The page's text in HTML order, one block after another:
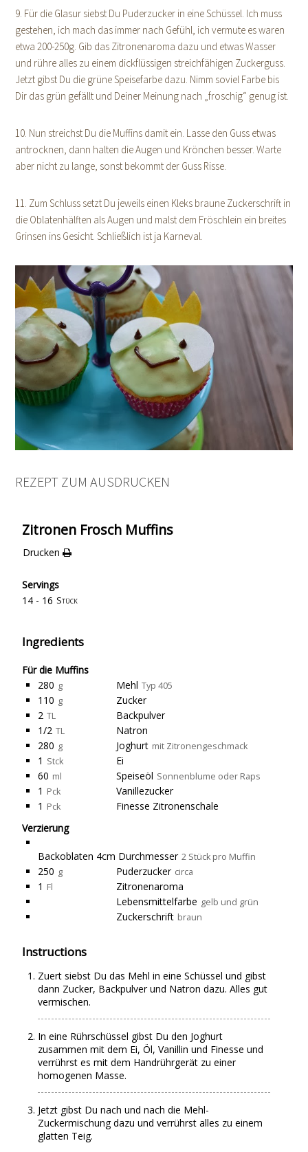
9. Für die Glasur siebst Du Puderzucker in eine Schüssel. Ich muss
gestehen, ich mach das immer nach Gefühl, ich vermute es waren
etwa 200-250g. Gib das Zitronenaroma dazu und etwas Wasser
und rühre alles zu einem dickflüssigen streichfähigen Zuckerguss.
Jetzt gibst Du die grüne Speisefarbe dazu. Nimm soviel Farbe bis
Dir das grün gefällt und Deiner Meinung nach „froschig“ genug ist.
10. Nun streichst Du die Muffins damit ein. Lasse den Guss etwas
antrocknen, dann halten die Augen und Krönchen besser. Warte
aber nicht zu lange, sonst bekommt der Guss Risse.
11. Zum Schluss setzt Du jeweils einen Kleks braune Zuckerschrift in
die Oblatenhälften als Augen und malst dem Fröschlein ein breites
Grinsen ins Gesicht. Schließlich ist ja Karneval.
REZEPT ZUM AUSDRUCKEN
Zitronen Frosch Muffins
Drucken
Servings
14 - 16 Stück
Ingredients
Für die Muffins
280 g Mehl Typ 405
110 g
Zucker
2 TL
Backpulver
1/2 TL
Natron
280 g Joghurt mit Zitronengeschmack
1 Stck
Ei
60 ml Speiseöl Sonnenblume oder Raps
1 Pck
Vanillezucker
1 Pck
Finesse Zitronenschale
Verzierung
Backoblaten 4cm Durchmesser 2 Stück pro Muffin
250 g Puderzucker circa
1 Fl
Zitronenaroma
Lebensmittelfarbe gelb und grün
Zuckerschrift braun
Instructions
Zuert siebst Du das Mehl in eine Schüssel und gibst
dann Zucker, Backpulver und Natron dazu. Alles gut
vermischen.
In eine Rührschüssel gibst Du den Joghurt
zusammen mit dem Ei, Öl, Vanillin und Finesse und
verrührst es mit dem Handrührgerät zu einer
homogenen Masse.
Jetzt gibst Du nach und nach die Mehl-
Zuckermischung dazu und verrührst alles zu einem
glatten Teig.